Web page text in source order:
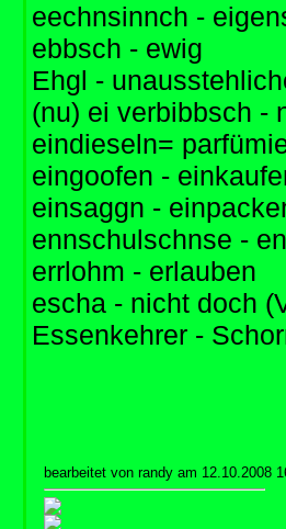
eechnsinnch -
ebbsch - ewig
Ehgl -
(nu) ei verbibbsch -
eindieseln=
eingoofen -
einsaggn -
ennschulschnse -
errlohm - erlauben
escha - nicht doch
Essenkehrer -
bearbeitet von randy am 12.10.2008